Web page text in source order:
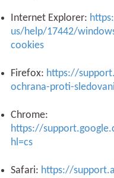
Internet Explorer:
us/help/17442/
cookies
Firefox: https://
ochrana-proti-
Chrome:
https://
hl=cs
Safari: https://